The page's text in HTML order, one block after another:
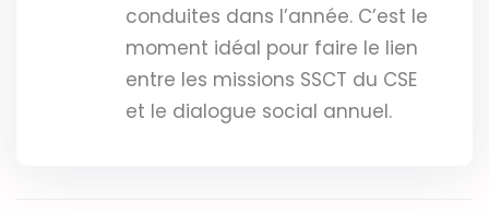
conduites dans l’année. C’est le
moment idéal pour faire le lien
entre les missions SSCT du CSE
et le dialogue social annuel.